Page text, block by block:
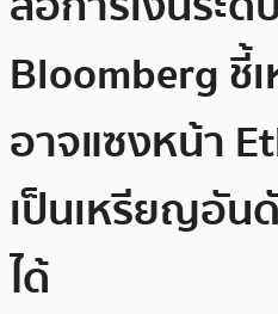
Bloomberg ชี้
อาจแซงหน้า
เป็นเหรียญอัน
ได้